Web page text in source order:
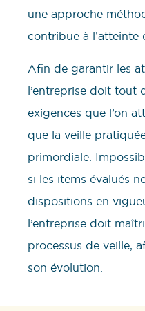
une approche
contribue à l’atteinte
Afin de garantir les
l’entreprise doit tout
exigences que l’on
que la veille
primordiale.
si les items évalués
dispositions en
l’entreprise doit
processus de veille,
son évolution.